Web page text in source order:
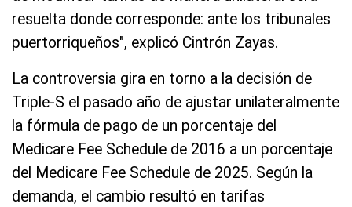
resuelta donde corresponde: ante los tribunales
puertorriqueños", explicó Cintrón Zayas.
La controversia gira en torno a la decisión de
Triple-S el pasado año de ajustar unilateralmente
la fórmula de pago de un porcentaje del
Medicare Fee Schedule de 2016 a un porcentaje
del Medicare Fee Schedule de 2025. Según la
demanda, el cambio resultó en tarifas